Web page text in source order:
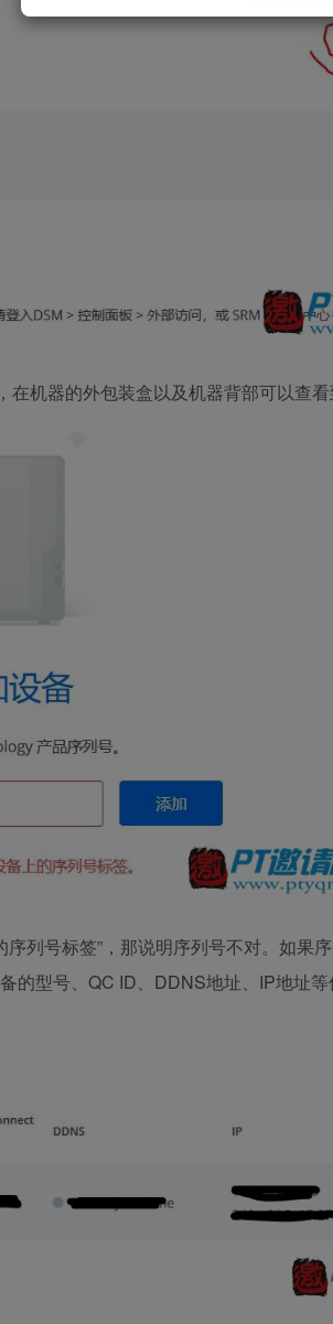
在机器的外包装盒以及机器背部可以查
序列号标签”，那说明序列号不对。如果
的型号、QC ID、DDNS地址、IP地址等